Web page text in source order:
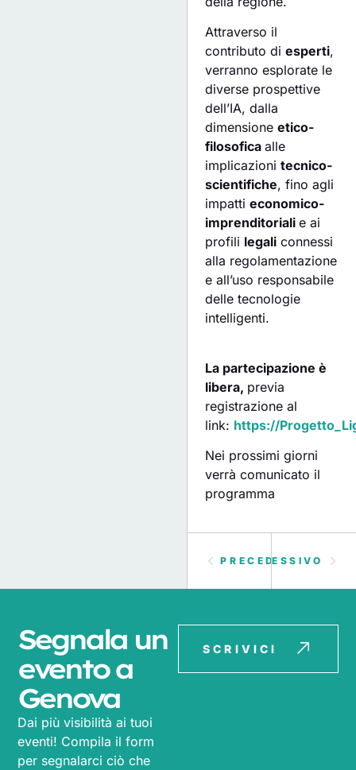
Attraverso il
contributo diesperti,
verranno esplorate le
diverse prospettive
dell’IA, dalla
dimensioneetico-
filosoficaalle
implicazionitecnico-
scientifiche, fino agli
impattieconomico-
imprenditorialie ai
profili legali connessi
alla regolamentazione
e all’uso responsabile
delle tecnologie
intelligenti.
La partecipazione è
libera, previa
registrazione al
link: https://
Nei prossimi giorni
verrà comunicato il
programma
PRECEDENTE
SUCCESSIVO
Segnala un
evento a
Genova
Dai più visibilità ai tuoi
eventi! Compila il form
per segnalarci ciò che
SCRIVICI